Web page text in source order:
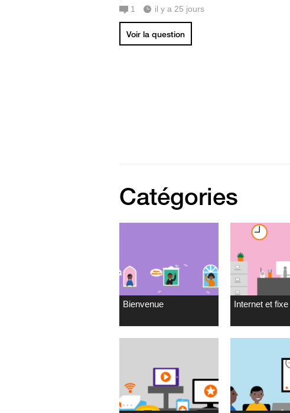
1 il y a 25 jours
Voir la question
Catégories
Bienvenue Internet et fixe